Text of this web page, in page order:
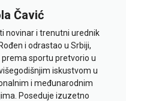
Čavić
novinar i trenutni urednik
i odrastao u Srbiji,
sportu pretvorio u
iskustvom u
i međunarodnim
Poseduje izuzetno